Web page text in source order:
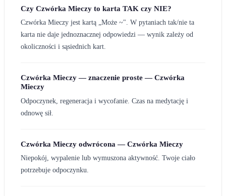
Czy Czwórka Mieczy to karta TAK czy NIE?
Czwórka Mieczy jest kartą „Może ~". W pytaniach tak/nie ta
karta nie daje jednoznacznej odpowiedzi — wynik zależy od
okoliczności i sąsiednich kart.
Czwórka Mieczy — znaczenie proste — Czwórka
Mieczy
Odpoczynek, regeneracja i wycofanie. Czas na medytację i
odnowę sił.
Czwórka Mieczy odwrócona — Czwórka Mieczy
Niepokój, wypalenie lub wymuszona aktywność. Twoje ciało
potrzebuje odpoczynku.